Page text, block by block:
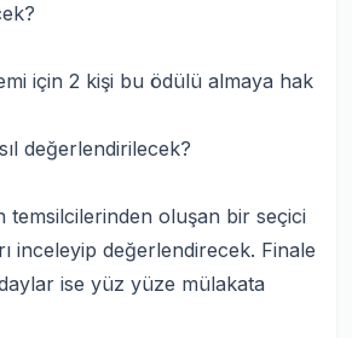
için 2 kişi bu ödülü almaya hak
değerlendirilecek?
temsilcilerinden oluşan bir seçici
inceleyip değerlendirecek. Finale
ise yüz yüze mülakata